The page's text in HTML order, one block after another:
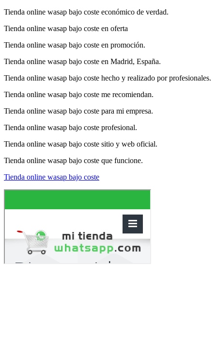
Tienda online wasap bajo coste económico de verdad.
Tienda online wasap bajo coste en oferta
Tienda online wasap bajo coste en promoción.
Tienda online wasap bajo coste en Madrid, España.
Tienda online wasap bajo coste hecho y realizado por profesionales.
Tienda online wasap bajo coste me recomiendan.
Tienda online wasap bajo coste para mi empresa.
Tienda online wasap bajo coste profesional.
Tienda online wasap bajo coste sitio y web oficial.
Tienda online wasap bajo coste que funcione.
Tienda online wasap bajo coste